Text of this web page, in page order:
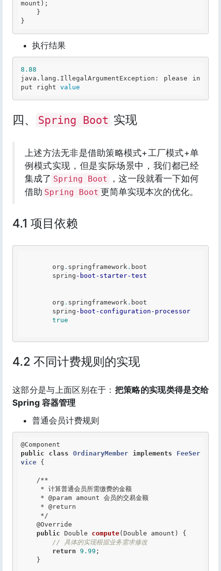
mount);
}
执行结果
8.88
java.lang.IllegalArgumentException: please in
put
right value
四、 Spring Boot 实现
上述方法无非是借助策略模式+工厂模式+单
例模式实现，但是实际场景中，我们都已经
集成了 Spring Boot
，这一段就看一下如何
借助 Spring Boot 更简单实现本次的优化。
4.1 项目依赖
        org
. springframework . boot
        spring
-boot -starter-test
        org
. springframework . boot
        spring
-boot -configuration -processor
true
4.2 不同计费规则的实现
这部分是与上面区别在于： 把策略的实现类得是交给
Spring 容器管理
普通会员计费规则
@Component
public
class OrdinaryMember implements
FeeSer
vice {
/**
     *
@param amount 会员的交易金额
     *
@return
     */
@Override
public Double compute(Double amount) {
// 具体的实现根据业务需求修改
return 9.99 ;